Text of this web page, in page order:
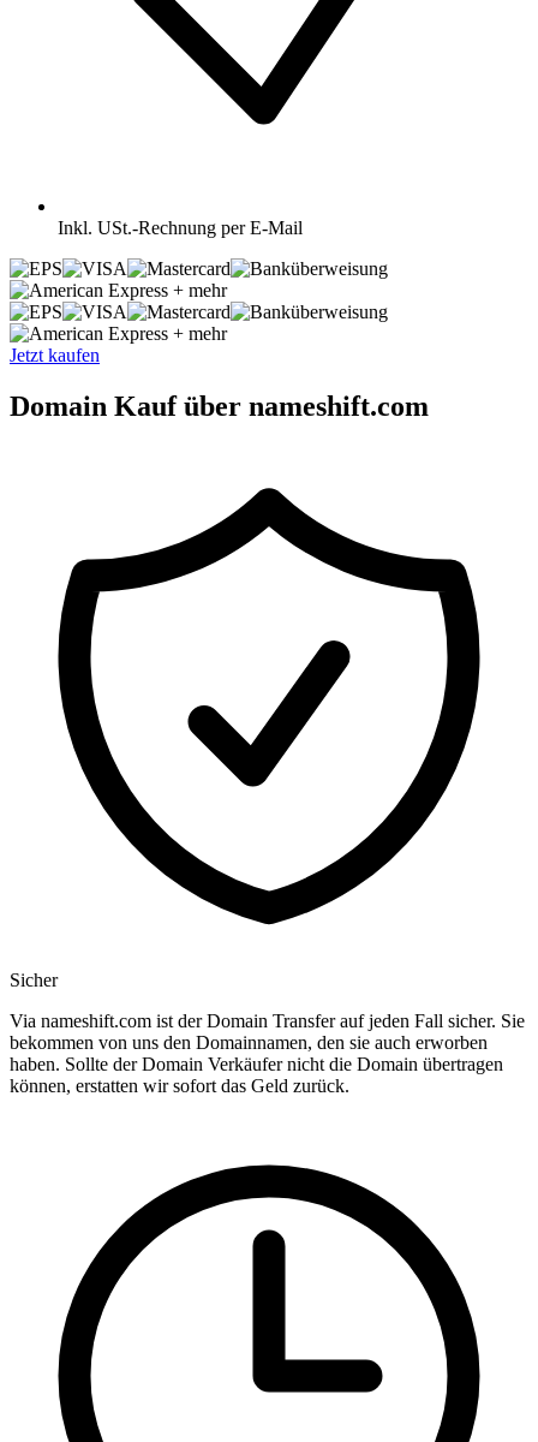
Inkl. USt.-Rechnung per E-Mail
+ mehr
+ mehr
Jetzt kaufen
Domain Kauf über nameshift.com
Sicher
Via nameshift.com ist der Domain Transfer auf jeden Fall sicher. Sie
bekommen von uns den Domainnamen, den sie auch erworben
haben. Sollte der Domain Verkäufer nicht die Domain übertragen
können, erstatten wir sofort das Geld zurück.